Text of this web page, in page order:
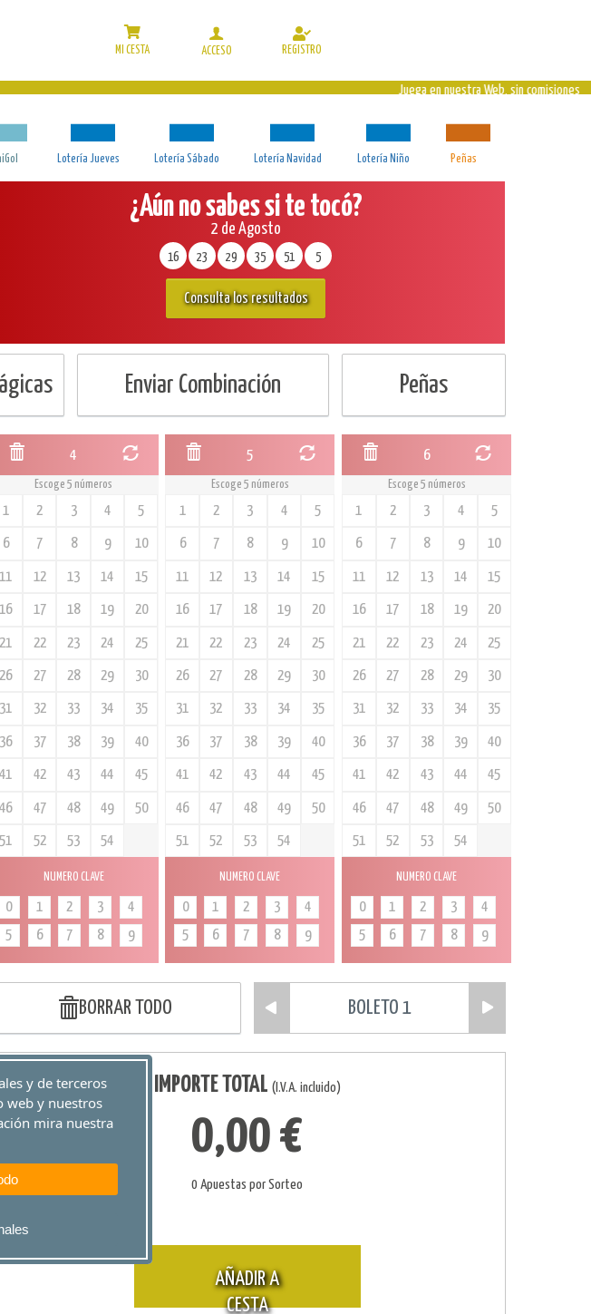
MI CESTA ACCESO REGISTRO
Juega en nuestra Web, sin comisiones
Lotería Jueves Lotería Sábado Lotería Navidad Lotería Niño Peñas
¿Aún no sabes si te tocó?
2 de Agosto
16 23 29 35 51 5
Consulta los resultados
Enviar Combinación Peñas
4
Escoge 5 números
1 2 3 4 5
6 7 8 9 10
11 12 13 14 15
16 17 18 19 20
21 22 23 24 25
26 27 28 29 30
31 32 33 34 35
36 37 38 39 40
41 42 43 44 45
46 47 48 49 50
51 52 53 54
NUMERO CLAVE
0 1 2 3
4
5
6 7 8 9
5
Escoge 5 números
1 2 3 4 5
6 7 8 9 10
11 12 13 14 15
16 17 18 19 20
21 22 23 24 25
26 27 28 29 30
31 32 33 34 35
36 37 38 39 40
41 42 43 44 45
46 47 48 49 50
51 52 53 54
NUMERO CLAVE
0 1 2 3
4
5
6 7 8 9
6
Escoge 5 números
1 2 3 4 5
6 7 8 9 10
11 12 13 14 15
16 17 18 19 20
21 22 23 24 25
26 27 28 29 30
31 32 33 34 35
36 37 38 39 40
41 42 43 44 45
46 47 48 49 50
51 52 53 54
NUMERO CLAVE
0 1 2 3
4
5
6 7 8 9
BORRAR TODO BOLETO 1
IMPORTE TOTAL (I.V.A. incluido)
0,00 €
0 Apuestas por Sorteo
AÑADIR A
CESTA
y de terceros
web y nuestros
mira nuestra